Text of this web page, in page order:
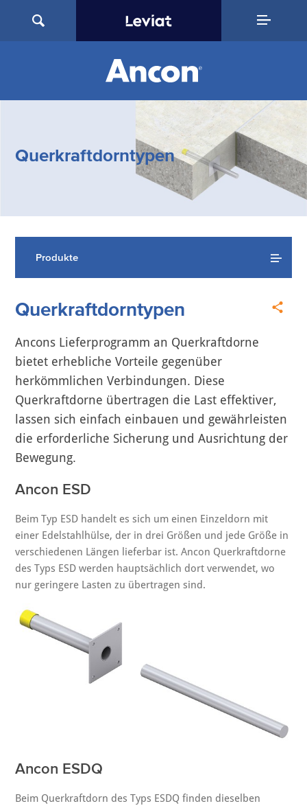
Querkraftdorntypen
Produkte
Querkraftdorntypen
Ancons Lieferprogramm an Querkraftdorne
bietet erhebliche Vorteile gegenüber
herkömmlichen Verbindungen. Diese
Querkraftdorne übertragen die Last effektiver,
lassen sich einfach einbauen und gewährleisten
die erforderliche Sicherung und Ausrichtung der
Bewegung.
Ancon ESD
Beim Typ ESD handelt es sich um einen Einzeldorn mit
einer Edelstahlhülse, der in drei Größen und jede Größe in
verschiedenen Längen lieferbar ist. Ancon Querkraftdorne
des Typs ESD werden hauptsächlich dort verwendet, wo
nur geringere Lasten zu übertragen sind.
Ancon ESDQ
Beim Querkraftdorn des Typs ESDQ finden dieselben